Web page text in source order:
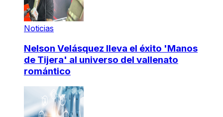
Noticias
Nelson Velásquez lleva el éxito 'Manos
de Tijera' al universo del vallenato
romántico